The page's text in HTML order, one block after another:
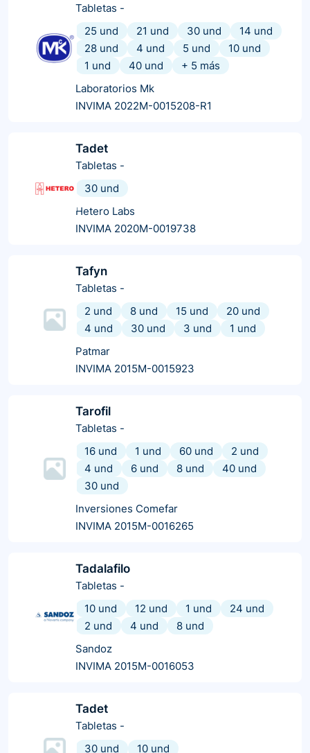
Tabletas -
25 und
21 und 30 und
14 und
28 und
4 und 5 und
10 und
1 und
40 und + 5 más
Laboratorios Mk
INVIMA 2022M-0015208-R1
Tadet
Tabletas -
30 und
Hetero Labs
INVIMA 2020M-0019738
Tafyn
Tabletas -
2 und
8 und 15 und
20 und
4 und
30 und 3 und
1 und
Patmar
INVIMA 2015M-0015923
Tarofil
Tabletas -
16 und
1 und 60 und
2 und
4 und
6 und 8 und
40 und
30 und
Inversiones Comefar
INVIMA 2015M-0016265
Tadalafilo
Tabletas -
10 und
12 und 1 und
24 und
2 und
4 und
8 und
Sandoz
INVIMA 2015M-0016053
Tadet
Tabletas -
30 und
10 und